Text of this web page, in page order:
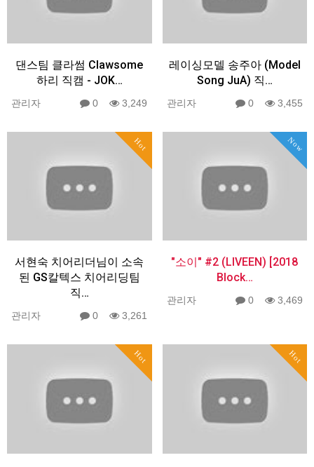
댄스팀 클라썸 Clawsome
하리 직캠 - JOK…
관리자 0 3,249
레이싱모델 송주아 (Model
Song JuA) 직…
관리자 0 3,455
Hot
서현숙 치어리더님이 소속
된 GS칼텍스 치어리딩팀
직…
관리자 0 3,261
Now
"소이" #2 (LIVEEN) [2018
Block…
관리자 0 3,469
Hot Hot